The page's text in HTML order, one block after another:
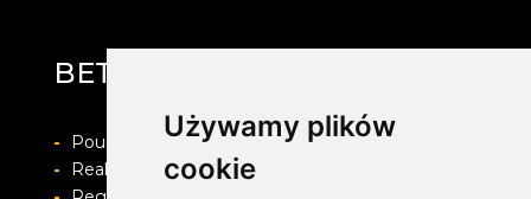
Używamy plików
cookie
BET-POL
-
Pouczenie o prawie do odstapienia od umowy
-
Realizacja zamówienia i formy płatności